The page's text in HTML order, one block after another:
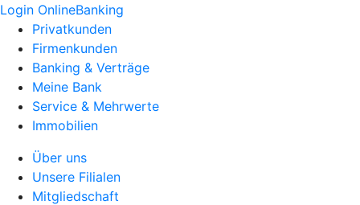
Login OnlineBanking
Privatkunden
Firmenkunden
Banking & Verträge
Meine Bank
Service & Mehrwerte
Immobilien
Über uns
Unsere Filialen
Mitgliedschaft